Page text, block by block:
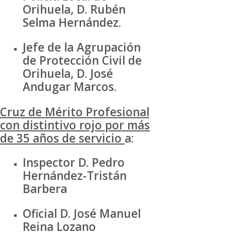
Orihuela, D. Rubén
Selma Hernández.
Jefe de la Agrupación
de Protección Civil de
Orihuela, D. José
Andugar Marcos.
Cruz de Mérito Profesional
con distintivo rojo por más
de 35 años de servicio a:
Inspector D. Pedro
Hernández-Tristán
Barbera
Oficial D. José Manuel
Reina Lozano